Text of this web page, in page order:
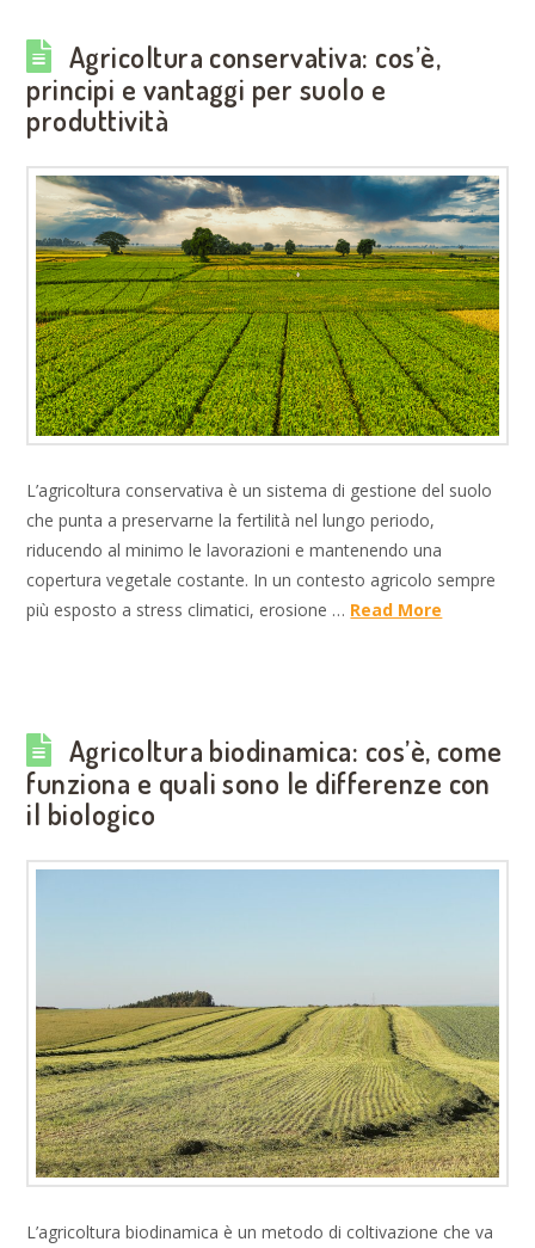
Agricoltura conservativa: cos’è,
principi e vantaggi per suolo e
produttività
L’agricoltura conservativa è un sistema di gestione del suolo
che punta a preservarne la fertilità nel lungo periodo,
riducendo al minimo le lavorazioni e mantenendo una
copertura vegetale costante. In un contesto agricolo sempre
più esposto a stress climatici, erosione … Read More
Agricoltura biodinamica: cos’è, come
funziona e quali sono le differenze con
il biologico
L’agricoltura biodinamica è un metodo di coltivazione che va